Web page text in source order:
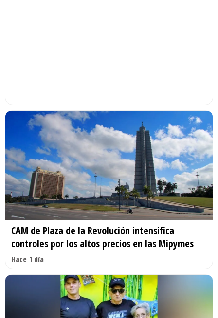
CAM de Plaza de la Revolución intensifica
controles por los altos precios en las Mipymes
Hace 1 día